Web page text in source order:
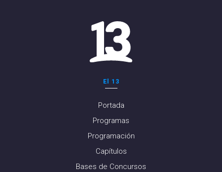
El 13
Portada
Programas
Programación
Capítulos
Bases de Concursos